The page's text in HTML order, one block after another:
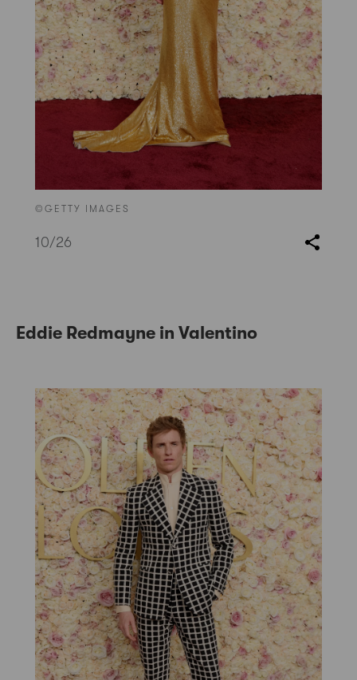
©GETTY IMAGES
10/26
Eddie Redmayne in Valentino